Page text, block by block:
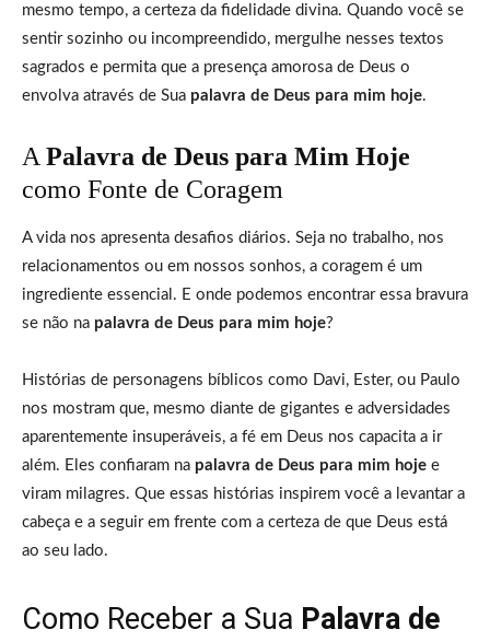
mesmo tempo, a certeza da fidelidade divina. Quando você se
sentir sozinho ou incompreendido, mergulhe nesses textos
sagrados e permita que a presença amorosa de Deus o
envolva através de Sua palavra de Deus para mim hoje.
A Palavra de Deus para Mim Hoje
como Fonte de Coragem
A vida nos apresenta desafios diários. Seja no trabalho, nos
relacionamentos ou em nossos sonhos, a coragem é um
ingrediente essencial. E onde podemos encontrar essa bravura
se não na palavra de Deus para mim hoje?
Histórias de personagens bíblicos como Davi, Ester, ou Paulo
nos mostram que, mesmo diante de gigantes e adversidades
aparentemente insuperáveis, a fé em Deus nos capacita a ir
além. Eles confiaram na palavra de Deus para mim hoje e
viram milagres. Que essas histórias inspirem você a levantar a
cabeça e a seguir em frente com a certeza de que Deus está
ao seu lado.
Como Receber a Sua Palavra de